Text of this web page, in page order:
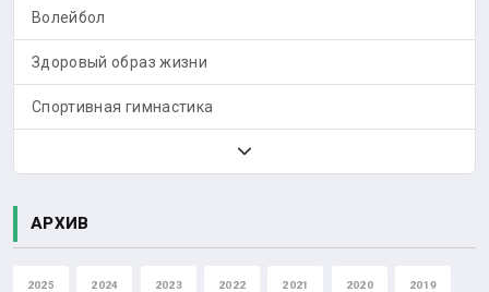
Волейбол
Здоровый образ жизни
Спортивная гимнастика
АРХИВ
2025 2024 2023 2022 2021 2020 2019